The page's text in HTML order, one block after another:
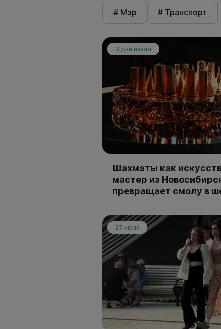
# Мэр # Транспорт
3 дня назад
Шахматы как
мастер из
превращает смолу в
27 июля